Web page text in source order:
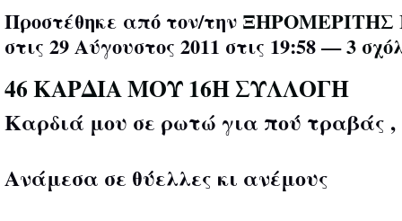
Προστέθηκε από τον/την ΞΗΡΟΜΕΡΙΤΗΣ
στις 29 Αύγουστος 2011 στις 19:58 —3
46 ΚΑΡΔΙΑ ΜΟΥ 16Η ΣΥΛΛΟΓΗ
Καρδιά μου σε ρωτώ για πού τραβάς ,
Ανάμεσα σε θύελλες κι ανέμους